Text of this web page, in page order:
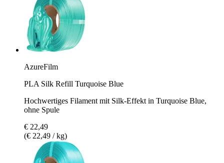
AzureFilm
PLA Silk Refill Turquoise Blue
Hochwertiges Filament mit Silk-Effekt in Turquoise Blue,
ohne Spule
€ 22,49
(€ 22,49 / kg)